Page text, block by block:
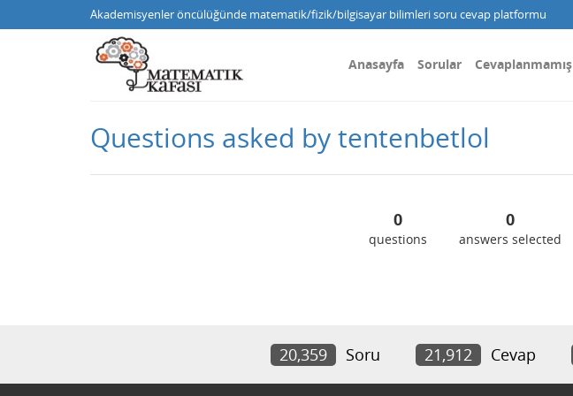
Akademisyenler öncülüğünde matematik/fizik/bilgisayar bilimleri soru cevap platformu
Anasayfa Sorular Cevaplanmamış
Questions asked by tentenbetlol
0
questions
0
answers selected
20,359 Soru 21,912 Cevap